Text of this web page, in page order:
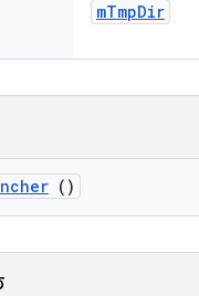
mTmpDir
()